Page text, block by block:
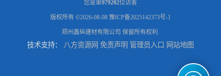
您是第979202位访客
版权所有 ©2026-08-08 豫ICP备2025142373号-1
郑州鑫纵建材有限公司 保留所有权利.
技术支持： 八方资源网 免责声明 管理员入口 网站地图